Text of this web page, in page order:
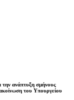
την ανάπτυξη σμήνους
του Υπουργείου